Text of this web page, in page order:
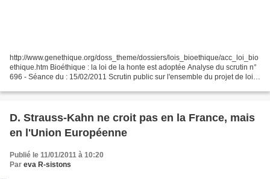
http://www.genethique.org/doss_theme/dossiers/lois_bioethique/acc_loi_bio
ethique.htm Bioéthique : la loi de la honte est adoptée Analyse du scrutin n°
696 - Séance du : 15/02/2011 Scrutin public sur l'ensemble du projet de loi
D. Strauss-Kahn ne croit pas en la France, mais
en l'Union Européenne
Publié le 11/01/2011 à 10:20
Par eva R-sistons